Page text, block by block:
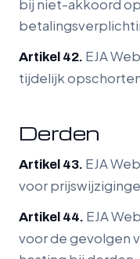
bij niet-akkoord
Artikel 42. EJA
tijdelijk
Derden
Artikel 43. EJA
voor
Artikel 44. EJA
voor de gevolgen